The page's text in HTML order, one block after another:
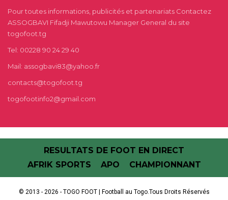
Pour toutes informations, publicités et partenariats Contactez
ASSOGBAVI Fifadji Mawutowu Manager General du site
togofoot.tg
Tel: 00228 90 24 29 40
Mail: assogbavi83@yahoo.fr
contacts@togofoot.tg
togofootinfo2@gmail.com
RESULTATS DE FOOT EN DIRECT
AFRIK SPORTS
APO CHAMPIONNANT
© 2013 - 2026 - TOGO FOOT | Football au Togo.Tous Droits Réservés